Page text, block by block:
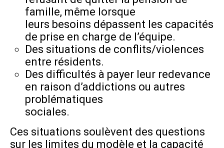
famille, même lorsque
leurs besoins dépassent les capacités
de prise en charge de l’équipe.
Des situations de conflits/violences
entre résidents.
Des difficultés à payer leur redevance
en raison d’addictions ou autres
problématiques
sociales.
Ces situations soulèvent des questions
sur les limites du modèle et la capacité